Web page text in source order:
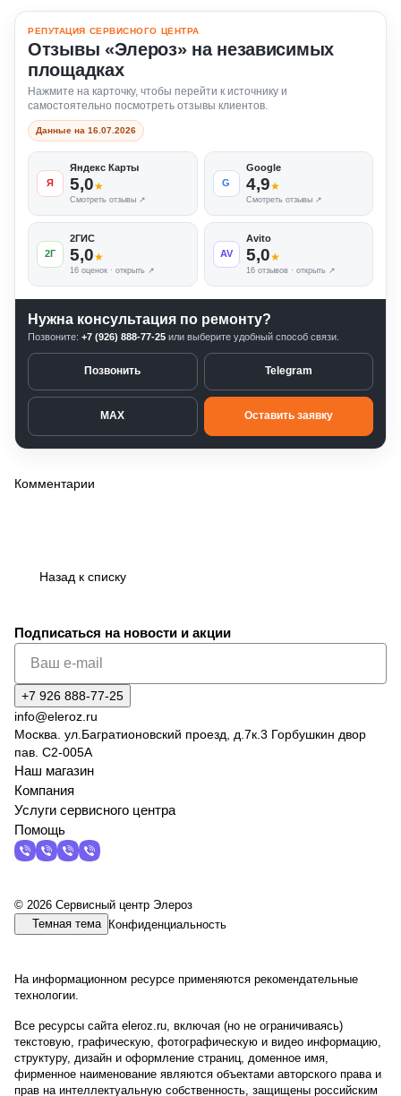
РЕПУТАЦИЯ СЕРВИСНОГО ЦЕНТРА
Отзывы «Элероз» на независимых
площадках
Нажмите на карточку, чтобы перейти к источнику и
самостоятельно посмотреть отзывы клиентов.
Данные на 16.07.2026
Я
Яндекс Карты
5,0★
Смотреть отзывы ↗
G
Google
4,9★
Смотреть отзывы ↗
2Г
2ГИС
5,0★
16 оценок · открыть ↗
AV
Avito
5,0★
16 отзывов · открыть ↗
Нужна консультация по ремонту?
Позвоните: +7 (926) 888-77-25 или выберите удобный способ связи.
Позвонить Telegram
MAX Оставить заявку
Комментарии
Назад к списку
Подписаться на новости и акции
+7 926 888-77-25
info@eleroz.ru
Москва. ул.Багратионовский проезд, д.7к.3 Горбушкин двор
пав. C2-005A
Наш магазин
Компания
Услуги сервисного центра
Помощь
© 2026 Сервисный центр Элероз
Темная тема Конфиденциальность
На информационном ресурсе применяются рекомендательные
технологии.
Все ресурсы сайта eleroz.ru, включая (но не ограничиваясь)
текстовую, графическую, фотографическую и видео информацию,
структуру, дизайн и оформление страниц, доменное имя,
фирменное наименование являются объектами авторского права и
прав на интеллектуальную собственность, защищены российским